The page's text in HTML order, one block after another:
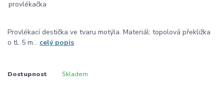
Provlékací destička ve tvaru motýla. Materiál: topolová překližka
o tl. 5 m... celý popis
Dostupnost Skladem